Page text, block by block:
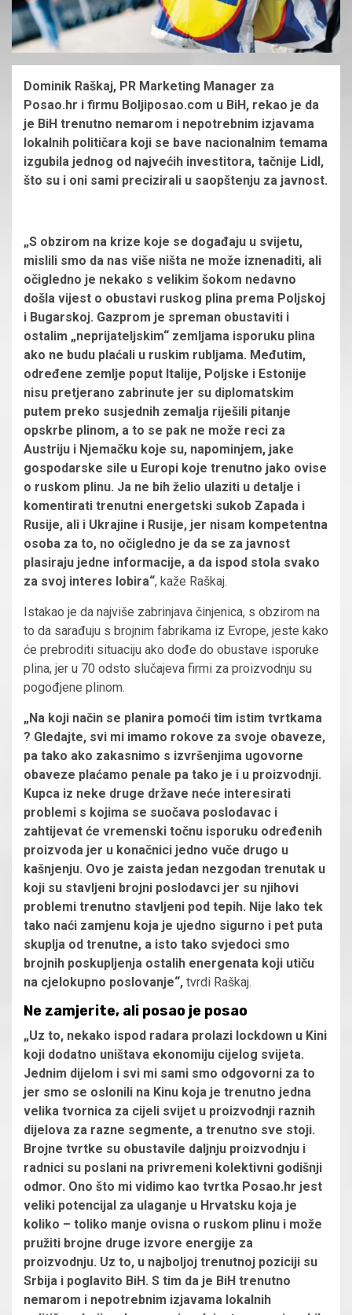
Dominik Raškaj, PR Marketing Manager za
Posao.hr i firmu Boljiposao.com u BiH, rekao je da
je BiH trenutno nemarom i nepotrebnim izjavama
lokalnih političara koji se bave nacionalnim temama
izgubila jednog od najvećih investitora, tačnije Lidl,
što su i oni sami precizirali u saopštenju za javnost.
„S obzirom na krize koje se događaju u svijetu,
mislili smo da nas više ništa ne može iznenaditi, ali
očigledno je nekako s velikim šokom nedavno
došla vijest o obustavi ruskog plina prema Poljskoj
i Bugarskoj. Gazprom je spreman obustaviti i
ostalim „neprijateljskim“ zemljama isporuku plina
ako ne budu plaćali u ruskim rubljama. Međutim,
određene zemlje poput Italije, Poljske i Estonije
nisu pretjerano zabrinute jer su diplomatskim
putem preko susjednih zemalja riješili pitanje
opskrbe plinom, a to se pak ne može reci za
Austriju i Njemačku koje su, napominjem, jake
gospodarske sile u Europi koje trenutno jako ovise
o ruskom plinu. Ja ne bih želio ulaziti u detalje i
komentirati trenutni energetski sukob Zapada i
Rusije, ali i Ukrajine i Rusije, jer nisam kompetentna
osoba za to, no očigledno je da se za javnost
plasiraju jedne informacije, a da ispod stola svako
za svoj interes lobira“, kaže Raškaj.
Istakao je da najviše zabrinjava činjenica, s obzirom na
to da sarađuju s brojnim fabrikama iz Evrope, jeste kako
će prebroditi situaciju ako dođe do obustave isporuke
plina, jer u 70 odsto slučajeva firmi za proizvodnju su
pogođjene plinom.
„Na koji način se planira pomoći tim istim tvrtkama
? Gledajte, svi mi imamo rokove za svoje obaveze,
pa tako ako zakasnimo s izvršenjima ugovorne
obaveze plaćamo penale pa tako je i u proizvodnji.
Kupca iz neke druge države neće interesirati
problemi s kojima se suočava poslodavac i
zahtijevat će vremenski točnu isporuku određenih
proizvoda jer u konačnici jedno vuče drugo u
kašnjenju. Ovo je zaista jedan nezgodan trenutak u
koji su stavljeni brojni poslodavci jer su njihovi
problemi trenutno stavljeni pod tepih. Nije lako tek
tako naći zamjenu koja je ujedno sigurno i pet puta
skuplja od trenutne, a isto tako svjedoci smo
brojnih poskupljenja ostalih energenata koji utiču
na cjelokupno poslovanje“, tvrdi Raškaj.
Ne zamjerite, ali posao je posao
„Uz to, nekako ispod radara prolazi lockdown u Kini
koji dodatno uništava ekonomiju cijelog svijeta.
Jednim dijelom i svi mi sami smo odgovorni za to
jer smo se oslonili na Kinu koja je trenutno jedna
velika tvornica za cijeli svijet u proizvodnji raznih
dijelova za razne segmente, a trenutno sve stoji.
Brojne tvrtke su obustavile daljnju proizvodnju i
radnici su poslani na privremeni kolektivni godišnji
odmor. Ono što mi vidimo kao tvrtka Posao.hr jest
veliki potencijal za ulaganje u Hrvatsku koja je
koliko – toliko manje ovisna o ruskom plinu i može
pružiti brojne druge izvore energije za
proizvodnju. Uz to, u najboljoj trenutnoj poziciji su
Srbija i poglavito BiH. S tim da je BiH trenutno
nemarom i nepotrebnim izjavama lokalnih